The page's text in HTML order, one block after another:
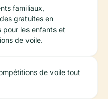
familiaux,
gratuites en
pour les enfants et
de voile.
de voile tout